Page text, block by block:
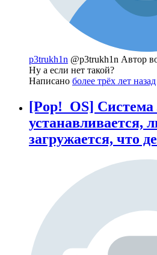
p3trukh1n @p3trukh1n Автор
Ну а если нет такой?
Написано более трёх лет назад
[Pop!_OS] Система
устанавливается,
загружается, что